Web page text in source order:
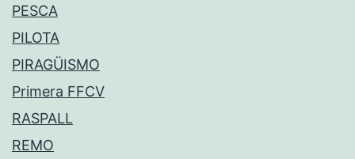
PESCA
PILOTA
PIRAGÜISMO
Primera FFCV
RASPALL
REMO